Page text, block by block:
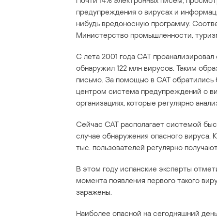
предупреждения о вирусах и
нибудь вредоносную программу.
Министерство промышленности,
С лета 2001 года CAT
обнаружил 122 млн вирусов. Таким
письмо. За помощью в CAT обратились
центром система предупреждений о
организациях, которые регулярно
Сейчас CAT располагает системой
случае обнаружения опасного вируса.
тыс. пользователей регулярно
В этом году испанские эксперты
момента появления первого такого
заражены.
Наиболее опасной на сегодняшний